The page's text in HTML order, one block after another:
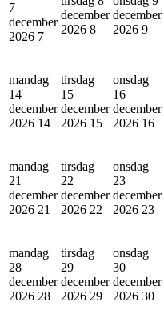
7
december
2026 7
december
2026 8
december
2026 9
mandag
14
december
2026 14
tirsdag
15
december
2026 15
onsdag
16
december
2026 16
mandag
21
december
2026 21
tirsdag
22
december
2026 22
onsdag
23
december
2026 23
mandag
28
december
2026 28
tirsdag
29
december
2026 29
onsdag
30
december
2026 30